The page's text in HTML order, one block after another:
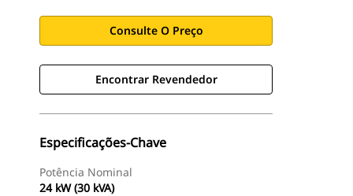
Consulte O Preço
Encontrar Revendedor
Especificações-Chave
Potência Nominal
24 kW (30 kVA)